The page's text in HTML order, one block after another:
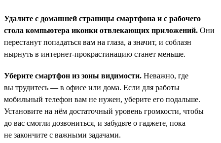
Удалите с домашней страницы смартфона и с рабочего
стола компьютера иконки отвлекающих приложений. Они
перестанут попадаться вам на глаза, а значит, и соблазн
нырнуть в интернет-прокрастинацию станет меньше.
Уберите смартфон из зоны видимости. Неважно, где
вы трудитесь — в офисе или дома. Если для работы
мобильный телефон вам не нужен, уберите его подальше.
Установите на нём достаточный уровень громкости, чтобы
до вас смогли дозвониться, и забудьте о гаджете, пока
не закончите с важными задачами.